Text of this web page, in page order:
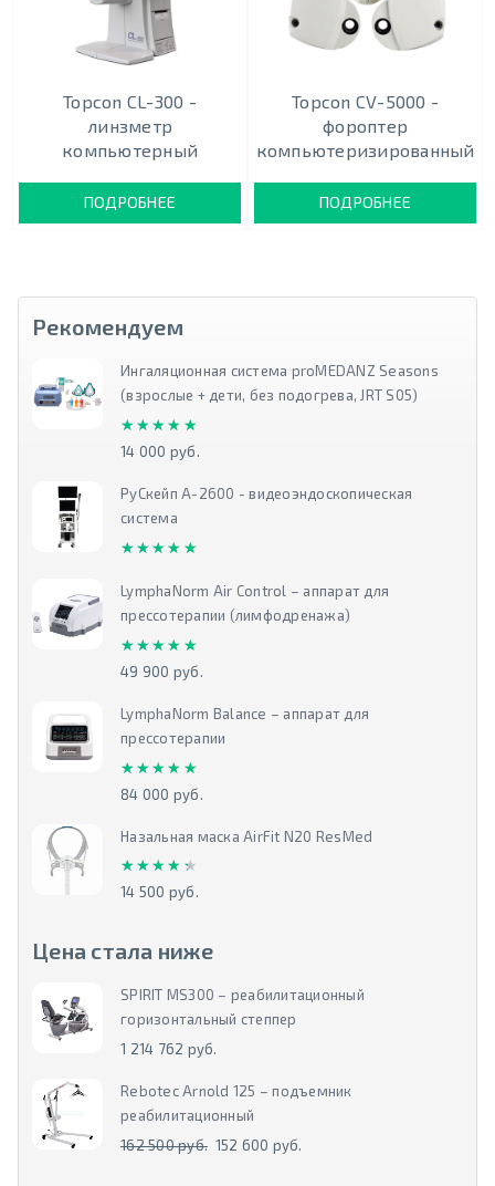
Topcon CL-300 -
линзметр
компьютерный
ПОДРОБНЕЕ
Topcon CV-5000 -
фороптер
компьютеризированный
ПОДРОБНЕЕ
Рекомендуем
Ингаляционная система proMEDANZ Seasons
(взрослые + дети, без подогрева, JRT S05)
★★★★★
★★★★★
14 000 руб.
РуСкейп А-2600 - видеоэндоскопическая
система
★★★★★
★★★★★
LymphaNorm Air Control – аппарат для
прессотерапии (лимфодренажа)
★★★★★
★★★★★
49 900 руб.
LymphaNorm Balance – аппарат для
прессотерапии
★★★★★
★★★★★
84 000 руб.
Назальная маска AirFit N20 ResMed
★★★★★
★★★★★
14 500 руб.
Цена стала ниже
SPIRIT MS300 – реабилитационный
горизонтальный степпер
1 214 762 руб.
Rebotec Arnold 125 – подъемник
реабилитационный
162 500 руб. 152 600 руб.